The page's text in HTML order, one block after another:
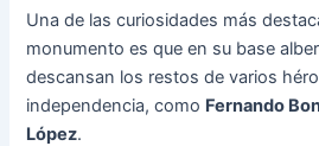
Una de las curiosidades más
monumento es que en su base
descansan los restos de varios
independencia, como Fernando
López.